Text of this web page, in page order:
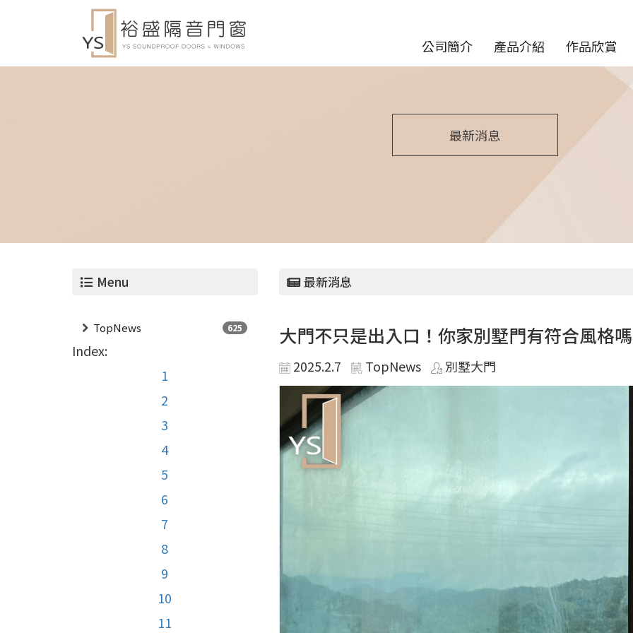
公司簡介 產品介紹 作品欣賞
最新消息
Menu
TopNews 625
Index:
1
2
3
4
5
6
7
8
9
10
11
最新消息
大門不只是出入口！你家別墅門有符合風格
2025.2.7 TopNews 別墅大門